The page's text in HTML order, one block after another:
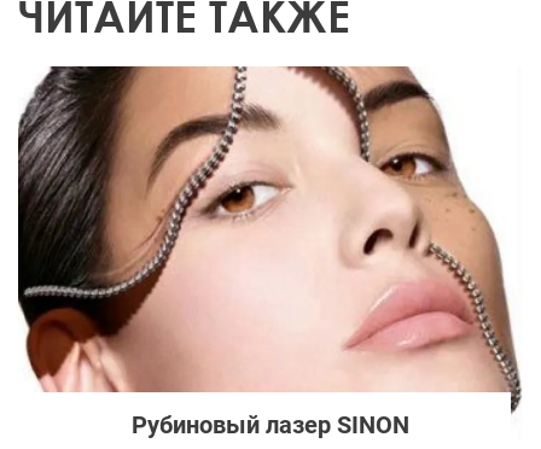
ЧИТАЙТЕ ТАКЖЕ
Рубиновый лазер SINON